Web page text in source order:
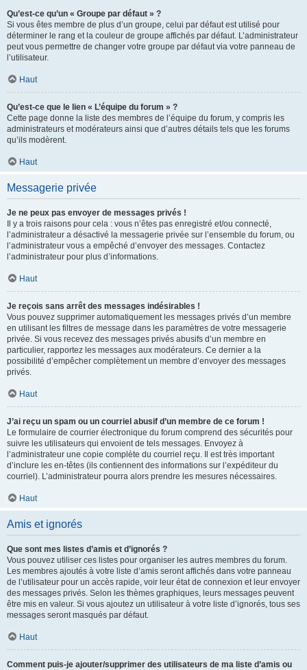
Qu’est-ce qu’un « Groupe par défaut » ?
Si vous êtes membre de plus d’un groupe, celui par défaut est utilisé pour
déterminer le rang et la couleur de groupe affichés par défaut. L’administrateur
peut vous permettre de changer votre groupe par défaut via votre panneau de
l’utilisateur.
Haut
Qu’est-ce que le lien « L’équipe du forum » ?
Cette page donne la liste des membres de l’équipe du forum, y compris les
administrateurs et modérateurs ainsi que d’autres détails tels que les forums
qu’ils modèrent.
Haut
Messagerie privée
Je ne peux pas envoyer de messages privés !
Il y a trois raisons pour cela : vous n’êtes pas enregistré et/ou connecté,
l’administrateur a désactivé la messagerie privée sur l’ensemble du forum, ou
l’administrateur vous a empêché d’envoyer des messages. Contactez
l’administrateur pour plus d’informations.
Haut
Je reçois sans arrêt des messages indésirables !
Vous pouvez supprimer automatiquement les messages privés d’un membre
en utilisant les filtres de message dans les paramètres de votre messagerie
privée. Si vous recevez des messages privés abusifs d’un membre en
particulier, rapportez les messages aux modérateurs. Ce dernier a la
possibilité d’empêcher complètement un membre d’envoyer des messages
privés.
Haut
J’ai reçu un spam ou un courriel abusif d’un membre de ce forum !
Le formulaire de courrier électronique du forum comprend des sécurités pour
suivre les utilisateurs qui envoient de tels messages. Envoyez à
l’administrateur une copie complète du courriel reçu. Il est très important
d’inclure les en-têtes (ils contiennent des informations sur l’expéditeur du
courriel). L’administrateur pourra alors prendre les mesures nécessaires.
Haut
Amis et ignorés
Que sont mes listes d’amis et d’ignorés ?
Vous pouvez utiliser ces listes pour organiser les autres membres du forum.
Les membres ajoutés à votre liste d’amis seront affichés dans votre panneau
de l’utilisateur pour un accès rapide, voir leur état de connexion et leur envoyer
des messages privés. Selon les thèmes graphiques, leurs messages peuvent
être mis en valeur. Si vous ajoutez un utilisateur à votre liste d’ignorés, tous ses
messages seront masqués par défaut.
Haut
Comment puis-je ajouter/supprimer des utilisateurs de ma liste d’amis ou